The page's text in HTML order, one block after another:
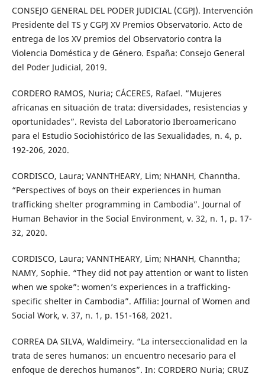
CONSEJO GENERAL DEL PODER JUDICIAL (CGPJ). Intervención
Presidente del TS y CGPJ XV Premios Observatorio. Acto de
entrega de los XV premios del Observatorio contra la
Violencia Doméstica y de Género. España: Consejo General
del Poder Judicial, 2019.
CORDERO RAMOS, Nuria; CÁCERES, Rafael. “Mujeres
africanas en situación de trata: diversidades, resistencias y
oportunidades”. Revista del Laboratorio Iberoamericano
para el Estudio Sociohistórico de las Sexualidades, n. 4, p.
192-206, 2020.
CORDISCO, Laura; VANNTHEARY, Lim; NHANH, Channtha.
“Perspectives of boys on their experiences in human
trafficking shelter programming in Cambodia”. Journal of
Human Behavior in the Social Environment, v. 32, n. 1, p. 17-
32, 2020.
CORDISCO, Laura; VANNTHEARY, Lim; NHANH, Channtha;
NAMY, Sophie. “They did not pay attention or want to listen
when we spoke”: women’s experiences in a trafficking-
specific shelter in Cambodia”. Affilia: Journal of Women and
Social Work, v. 37, n. 1, p. 151-168, 2021.
CORREA DA SILVA, Waldimeiry. “La interseccionalidad en la
trata de seres humanos: un encuentro necesario para el
enfoque de derechos humanos”. In: CORDERO Nuria; CRUZ